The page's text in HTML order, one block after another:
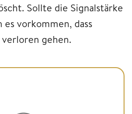
Sollte die Signalstärke
es vorkommen, dass
gehen.